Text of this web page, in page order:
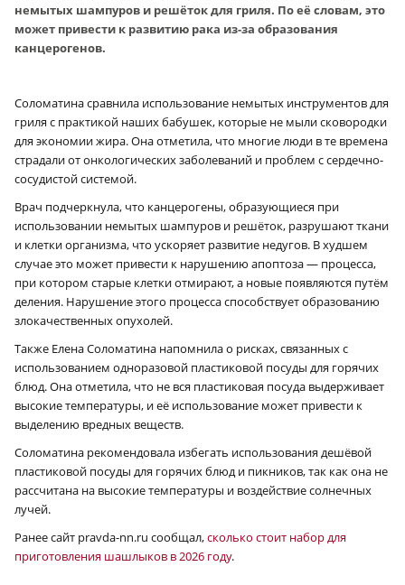
немытых шампуров и решёток для гриля. По её словам, это
может привести к развитию рака из-за образования
канцерогенов.
Соломатина сравнила использование немытых инструментов для
гриля с практикой наших бабушек, которые не мыли сковородки
для экономии жира. Она отметила, что многие люди в те времена
страдали от онкологических заболеваний и проблем с сердечно-
сосудистой системой.
Врач подчеркнула, что канцерогены, образующиеся при
использовании немытых шампуров и решёток, разрушают ткани
и клетки организма, что ускоряет развитие недугов. В худшем
случае это может привести к нарушению апоптоза — процесса,
при котором старые клетки отмирают, а новые появляются путём
деления. Нарушение этого процесса способствует образованию
злокачественных опухолей.
Также Елена Соломатина напомнила о рисках, связанных с
использованием одноразовой пластиковой посуды для горячих
блюд. Она отметила, что не вся пластиковая посуда выдерживает
высокие температуры, и её использование может привести к
выделению вредных веществ.
Соломатина рекомендовала избегать использования дешёвой
пластиковой посуды для горячих блюд и пикников, так как она не
рассчитана на высокие температуры и воздействие солнечных
лучей.
Ранее сайт pravda-nn.ru сообщал,сколько стоит набор для
приготовления шашлыков в 2026 году.